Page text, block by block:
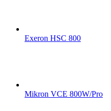
Exeron HSC 800
Mikron VCE 800W/Pro